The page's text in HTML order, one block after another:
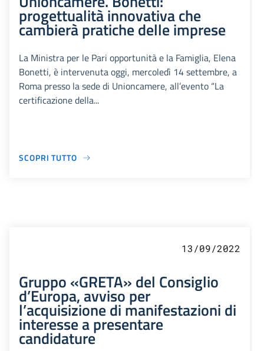
progettualità innovativa che
cambierà pratiche delle imprese
La Ministra per le Pari opportunità e la Famiglia, Elena
Bonetti, è intervenuta oggi, mercoledì 14 settembre, a
Roma presso la sede di Unioncamere, all’evento “La
certificazione della...
SCOPRI TUTTO
13/09/2022
Gruppo «GRETA» del Consiglio
d’Europa, avviso per
l’acquisizione di manifestazioni di
interesse a presentare
candidature